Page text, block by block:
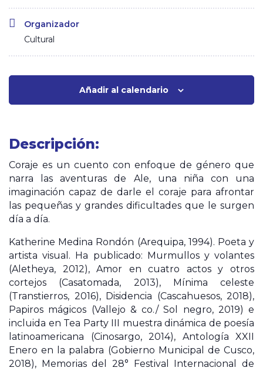
Organizador
Cultural
Añadir al calendario
Descripción:
Coraje es un cuento con enfoque de género que
narra las aventuras de Ale, una niña con una
imaginación capaz de darle el coraje para afrontar
las pequeñas y grandes dificultades que le surgen
día a día.
Katherine Medina Rondón (Arequipa, 1994). Poeta y
artista visual. Ha publicado: Murmullos y volantes
(Aletheya, 2012), Amor en cuatro actos y otros
cortejos (Casatomada, 2013), Mínima celeste
(Transtierros, 2016), Disidencia (Cascahuesos, 2018),
Papiros mágicos (Vallejo & co./ Sol negro, 2019) e
incluida en Tea Party III muestra dinámica de poesía
latinoamericana (Cinosargo, 2014), Antología XXII
Enero en la palabra (Gobierno Municipal de Cusco,
2018), Memorias del 28° Festival Internacional de